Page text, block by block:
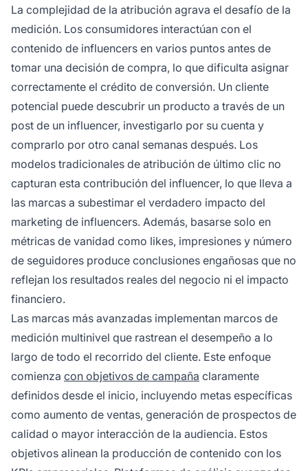
La complejidad de la atribución agrava el desafío de la
medición. Los consumidores interactúan con el
contenido de influencers en varios puntos antes de
tomar una decisión de compra, lo que dificulta asignar
correctamente el crédito de conversión. Un cliente
potencial puede descubrir un producto a través de un
post de un influencer, investigarlo por su cuenta y
comprarlo por otro canal semanas después. Los
modelos tradicionales de atribución de último clic no
capturan esta contribución del influencer, lo que lleva a
las marcas a subestimar el verdadero impacto del
marketing de influencers. Además, basarse solo en
métricas de vanidad como likes, impresiones y número
de seguidores produce conclusiones engañosas que no
reflejan los resultados reales del negocio ni el impacto
financiero.
Las marcas más avanzadas implementan marcos de
medición multinivel que rastrean el desempeño a lo
largo de todo el recorrido del cliente. Este enfoque
comienza con objetivos de campaña claramente
definidos desde el inicio, incluyendo metas específicas
como aumento de ventas, generación de prospectos de
calidad o mayor interacción de la audiencia. Estos
objetivos alinean la producción de contenido con los